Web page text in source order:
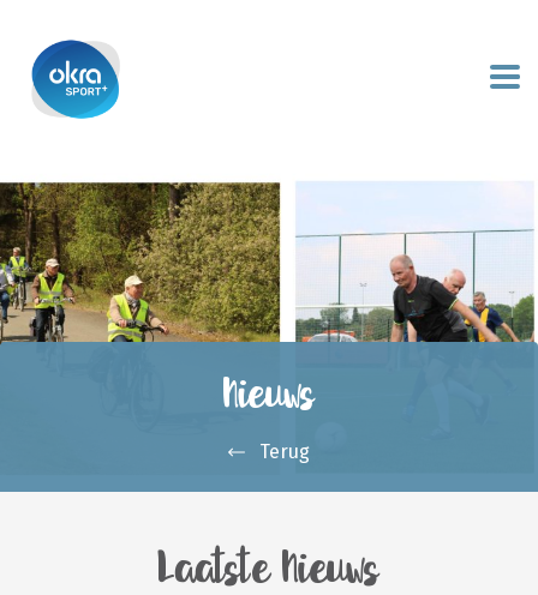
Nieuws
Terug
Laatste Nieuws